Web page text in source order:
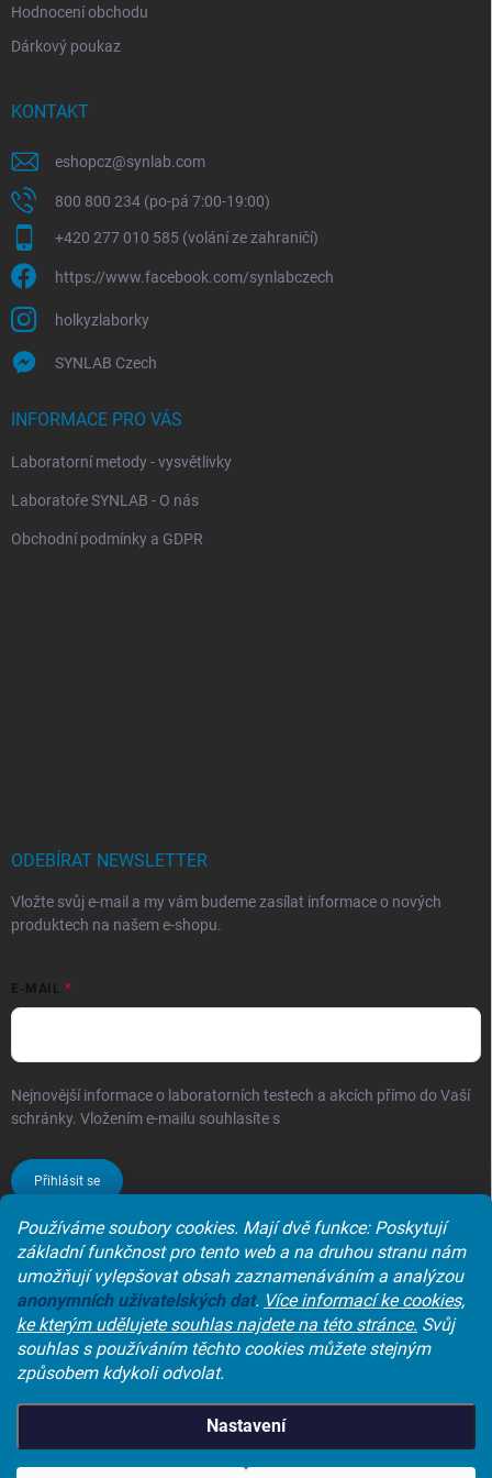
Používáme soubory cookies. Mají dvě funkce: Poskytují
základní funkčnost pro tento web a na druhou stranu nám
umožňují vylepšovat obsah zaznamenáváním a analýzou
anonymních uživatelských dat. Více informací ke cookies,
ke kterým udělujete souhlas najdete na této stránce. Svůj
souhlas s používáním těchto cookies můžete stejným
způsobem kdykoli odvolat.
Nastavení
Hodnocení obchodu
Dárkový poukaz
KONTAKT
eshopcz@synlab.com
800 800 234 (po-pá 7:00-19:00)
+420 277 010 585 (volání ze zahraničí)
https://www.facebook.com/synlabczech
holkyzlaborky
SYNLAB Czech
INFORMACE PRO VÁS
Laboratorní metody - vysvětlivky
Laboratoře SYNLAB - O nás
Obchodní podmínky a GDPR
ODEBÍRAT NEWSLETTER
Vložte svůj e-mail a my vám budeme zasílat informace o nových
produktech na našem e-shopu.
E-MAIL
Nejnovější informace o laboratorních testech a akcích přímo do Vaší
schránky. Vložením e-mailu souhlasíte s
Přihlásit se
Laboratoře synlab czech s.r.o.
Copyright 2026SYNLAB e-shop. Všechna práva vyhrazena.Upravit